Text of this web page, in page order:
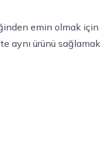
emin olmak
aynı ürünü